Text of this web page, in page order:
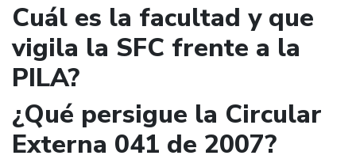
Cuál es la facultad y que
vigila la SFC frente a la
PILA?
¿Qué persigue la Circular
Externa 041 de 2007?